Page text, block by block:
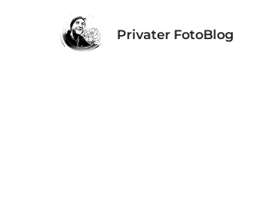
Privater FotoBlog